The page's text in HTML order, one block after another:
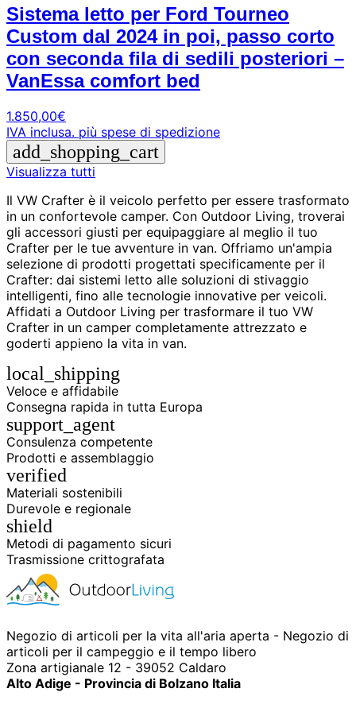
Sistema letto per Ford Tourneo
Custom dal 2024 in poi, passo corto
con seconda fila di sedili posteriori –
VanEssa comfort bed
1.850,00€
IVA inclusa. più spese di spedizione
add_shopping_cart
Visualizza tutti
Il VW Crafter è il veicolo perfetto per essere trasformato
in un confortevole camper. Con Outdoor Living, troverai
gli accessori giusti per equipaggiare al meglio il tuo
Crafter per le tue avventure in van. Offriamo un'ampia
selezione di prodotti progettati specificamente per il
Crafter: dai sistemi letto alle soluzioni di stivaggio
intelligenti, fino alle tecnologie innovative per veicoli.
Affidati a Outdoor Living per trasformare il tuo VW
Crafter in un camper completamente attrezzato e
goderti appieno la vita in van.
local_shipping
Veloce e affidabile
Consegna rapida in tutta Europa
support_agent
Consulenza competente
Prodotti e assemblaggio
verified
Materiali sostenibili
Durevole e regionale
shield
Metodi di pagamento sicuri
Trasmissione crittografata
Negozio di articoli per la vita all'aria aperta - Negozio di
articoli per il campeggio e il tempo libero
Zona artigianale 12 - 39052 Caldaro
Alto Adige - Provincia di Bolzano Italia